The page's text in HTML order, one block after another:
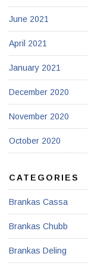
June 2021
April 2021
January 2021
December 2020
November 2020
October 2020
CATEGORIES
Brankas Cassa
Brankas Chubb
Brankas Deling